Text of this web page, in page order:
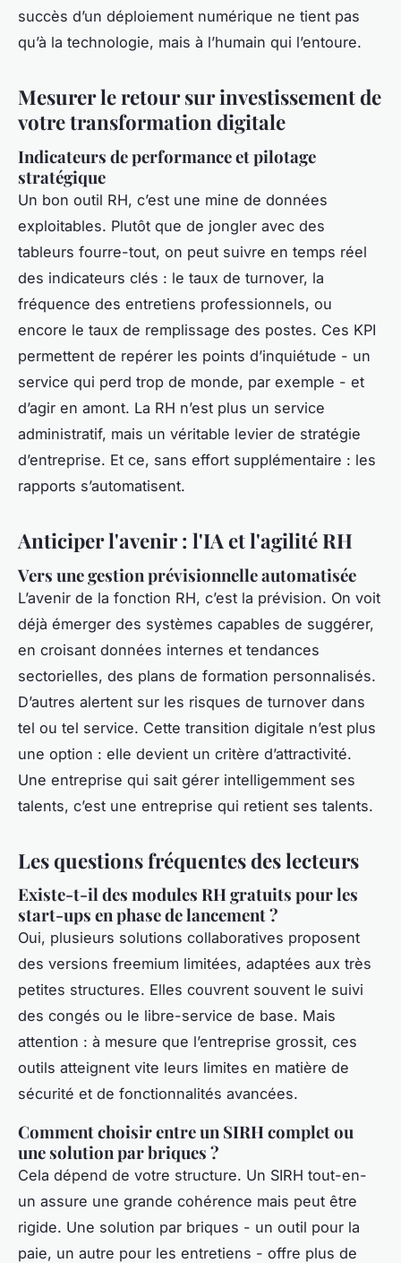
succès d’un déploiement numérique ne tient pas
qu’à la technologie, mais à l’humain qui l’entoure.
Mesurer le retour sur investissement de
votre transformation digitale
Indicateurs de performance et pilotage
stratégique
Un bon outil RH, c’est une mine de données
exploitables. Plutôt que de jongler avec des
tableurs fourre-tout, on peut suivre en temps réel
des indicateurs clés : le taux de turnover, la
fréquence des entretiens professionnels, ou
encore le taux de remplissage des postes. Ces KPI
permettent de repérer les points d’inquiétude - un
service qui perd trop de monde, par exemple - et
d’agir en amont. La RH n’est plus un service
administratif, mais un véritable levier de stratégie
d’entreprise. Et ce, sans effort supplémentaire : les
rapports s’automatisent.
Anticiper l'avenir : l'IA et l'agilité RH
Vers une gestion prévisionnelle automatisée
L’avenir de la fonction RH, c’est la prévision. On voit
déjà émerger des systèmes capables de suggérer,
en croisant données internes et tendances
sectorielles, des plans de formation personnalisés.
D’autres alertent sur les risques de turnover dans
tel ou tel service. Cette transition digitale n’est plus
une option : elle devient un critère d’attractivité.
Une entreprise qui sait gérer intelligemment ses
talents, c’est une entreprise qui retient ses talents.
Les questions fréquentes des lecteurs
Existe-t-il des modules RH gratuits pour les
start-ups en phase de lancement ?
Oui, plusieurs solutions collaboratives proposent
des versions freemium limitées, adaptées aux très
petites structures. Elles couvrent souvent le suivi
des congés ou le libre-service de base. Mais
attention : à mesure que l’entreprise grossit, ces
outils atteignent vite leurs limites en matière de
sécurité et de fonctionnalités avancées.
Comment choisir entre un SIRH complet ou
une solution par briques ?
Cela dépend de votre structure. Un SIRH tout-en-
un assure une grande cohérence mais peut être
rigide. Une solution par briques - un outil pour la
paie, un autre pour les entretiens - offre plus de